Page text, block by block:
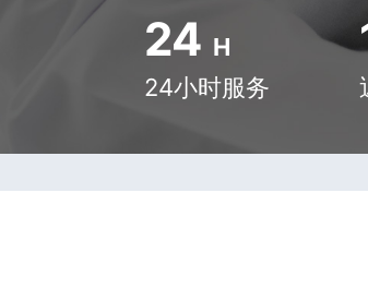
24 H
24小时服务